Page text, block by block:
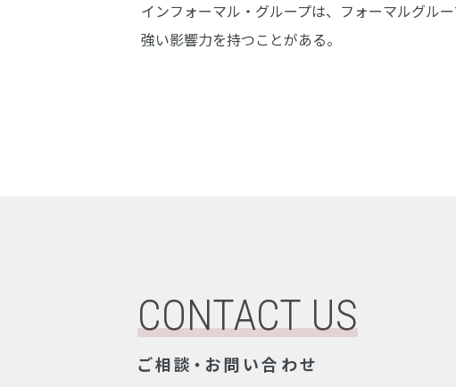
インフォーマル・グループは、フォーマルグル
強い影響力を持つことがある。
CONTACT US
ご相談・お問い合わせ